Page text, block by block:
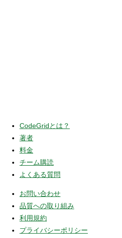
CodeGridとは？
著者
料金
チーム購読
よくある質問
お問い合わせ
品質への取り組み
利用規約
プライバシーポリシー